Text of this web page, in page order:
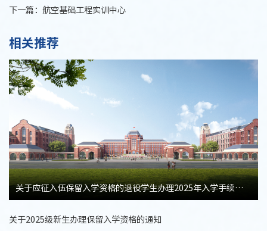
下一篇： 航空基础工程实训中心
相关推荐
关于应征入伍保留入学资格的退役学生办理2025年入学手续的通知
关于2025级新生办理保留入学资格的通知